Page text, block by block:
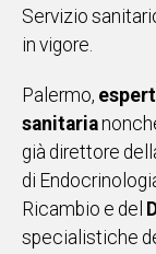
Servizio
in vigore.
Palermo,
sanitaria
già direttore
di
Ricambio e del
specialistiche